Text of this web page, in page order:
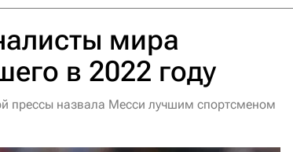
мира
в 2022 году
прессы назвала Месси лучшим спортсменом